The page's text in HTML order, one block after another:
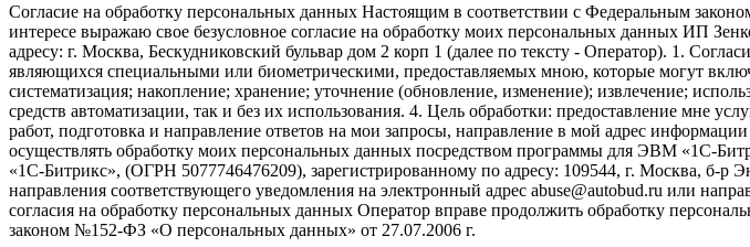
Согласие на обработку персональных данных Настоящим в соответствии с Федеральным
интересе выражаю свое безусловное согласие на обработку моих персональных данных ИП
адресу: г. Москва, Бескудниковский бульвар дом 2 корп 1 (далее по тексту - Оператор). 1.
являющихся специальными или биометрическими, предоставляемых мною, которые могут
систематизация; накопление; хранение; уточнение (обновление, изменение); извлечение;
средств автоматизации, так и без их использования. 4. Цель обработки: предоставление мне
работ, подготовка и направление ответов на мои запросы, направление в мой адрес
осуществлять обработку моих персональных данных посредством программы для ЭВМ «1С-
«1С-Битрикс», (ОГРН 5077746476209), зарегистрированному по адресу: 109544, г. Москва, б-р
направления соответствующего уведомления на электронный адрес abuse@autobud.ru или
согласия на обработку персональных данных Оператор вправе продолжить обработку
законом №152-ФЗ «О персональных данных» от 27.07.2006 г.